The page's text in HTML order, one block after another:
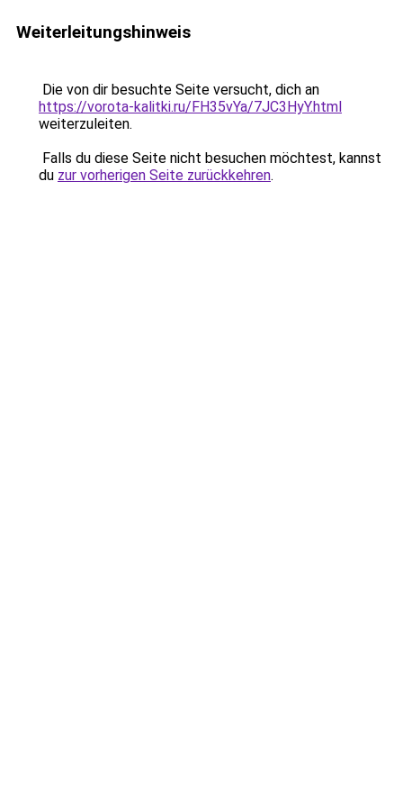
Weiterleitungshinweis
Die von dir besuchte Seite versucht, dich an
https://vorota-kalitki.ru/FH35vYa/7JC3HyY.html
weiterzuleiten.
Falls du diese Seite nicht besuchen möchtest, kannst
du zur vorherigen Seite zurückkehren.